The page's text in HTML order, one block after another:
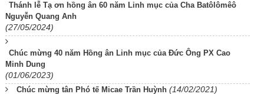
Thánh lễ Tạ ơn hồng ân 60 năm Linh mục của Cha Batôlômêô
Nguyễn Quang Anh
(27/05/2024)
Chúc mừng 40 năm Hồng ân Linh mục của Đức Ông PX Cao
Minh Dung
(01/06/2023)
Chúc mừng tân Phó tế Micae Trần Huỳnh (14/02/2021)